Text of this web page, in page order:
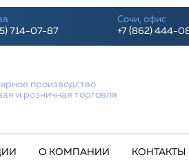
714-07-87
Сочи, офис
+7 (862) 444-
производство
и розничная торговля
О КОМПАНИИ КОНТАКТЫ